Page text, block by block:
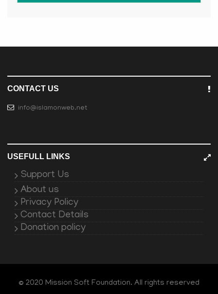
CONTACT US
info@islamonweb.net
USEFULL LINKS
Support Us
About us
Privacy Policy
Contact Details
Donation policy
© 2020 Mission Soft Foundation. All rights reserved